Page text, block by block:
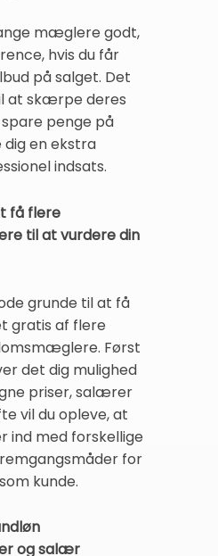
mæglere godt,
hvis du får
på salget. Det
at skærpe deres
penge på
en ekstra
indsats.
få flere
til at vurdere din
grunde til at få
gratis af flere
Først
det dig mulighed
priser, salærer
vil du opleve, at
med forskellige
for
kunde.
og salær